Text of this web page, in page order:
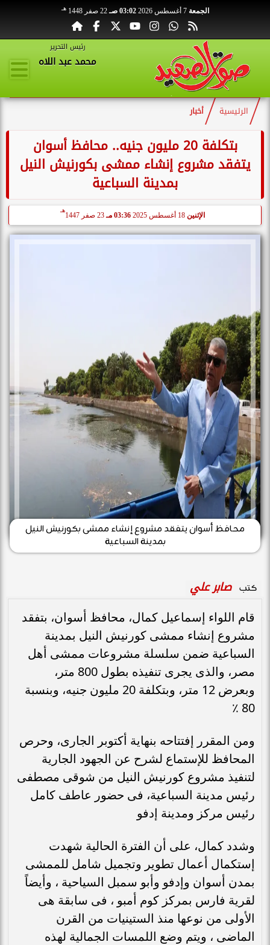
الجمعة 7 أغسطس 2026 03:02 صـ 22 صفر 1448 هـ
رئيس التحرير
محمد عبد اللاه
الرئيسية أخبار
بتكلفة 20 مليون جنيه.. محافظ أسوان
يتفقد مشروع إنشاء ممشى بكورنيش النيل
بمدينة السباعية
الإثنين 03:36 مـ 23 صفر 1447
هـ
محافظ أسوان يتفقد مشروع إنشاء ممشى بكورنيش النيل
بمدينة السباعية
كتب صابر علي
قام اللواء إسماعيل كمال، محافظ أسوان، بتفقد
مشروع إنشاء ممشى كورنيش النيل بمدينة
السباعية ضمن سلسلة مشروعات ممشى أهل
مصر، والذى يجرى تنفيذه بطول 800 متر،
وبعرض 12 متر، وبتكلفة 20 مليون جنيه، وبنسبة
80 ٪
ومن المقرر إفتتاحه بنهاية أكتوبر الجارى، وحرص
المحافظ للإستماع لشرح عن الجهود الجارية
لتنفيذ مشروع كورنيش النيل من شوقى مصطفى
رئيس مدينة السباعية، فى حضور عاطف كامل
رئيس مركز ومدينة إدفو
وشدد كمال، على أن الفترة الحالية شهدت
إستكمال أعمال تطوير وتجميل شامل للممشى
بمدن أسوان وإدفو وأبو سمبل السياحية ، وأيضاً
لقرية فارس بمركز كوم أمبو ، فى سابقة هى
الأولى من نوعها منذ الستينيات من القرن
الماضى ، ويتم وضع اللمسات الجمالية لهذه